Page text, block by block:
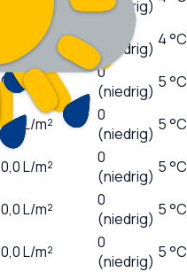
(niedrig)
L/m²
(niedrig) 4 °C
0,0L/m²
0
(niedrig) 5 °C
0,0 L/m²
0
(niedrig) 5 °C
0,0L/m²
0
(niedrig) 5 °C
0,0L/m²
0
(niedrig) 5 °C
0,0L/m²
0
(niedrig) 5 °C